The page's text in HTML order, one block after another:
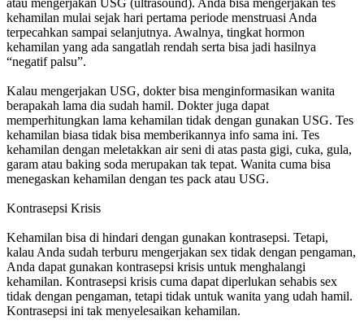
kehamilan mulai sejak hari pertama periode menstruasi Anda
terpecahkan sampai selanjutnya. Awalnya, tingkat hormon
kehamilan yang ada sangatlah rendah serta bisa jadi hasilnya
“negatif palsu”.
Kalau mengerjakan USG, dokter bisa menginformasikan wanita
berapakah lama dia sudah hamil. Dokter juga dapat
memperhitungkan lama kehamilan tidak dengan gunakan USG. Tes
kehamilan biasa tidak bisa memberikannya info sama ini. Tes
kehamilan dengan meletakkan air seni di atas pasta gigi, cuka, gula,
garam atau baking soda merupakan tak tepat. Wanita cuma bisa
menegaskan kehamilan dengan tes pack atau USG.
Kontrasepsi Krisis
Kehamilan bisa di hindari dengan gunakan kontrasepsi. Tetapi,
kalau Anda sudah terburu mengerjakan sex tidak dengan pengaman,
Anda dapat gunakan kontrasepsi krisis untuk menghalangi
kehamilan. Kontrasepsi krisis cuma dapat diperlukan sehabis sex
tidak dengan pengaman, tetapi tidak untuk wanita yang udah hamil.
Kontrasepsi ini tak menyelesaikan kehamilan.